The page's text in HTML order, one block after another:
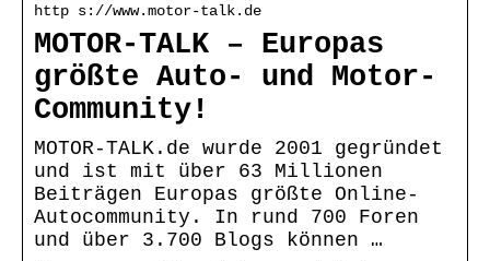
http s://www.motor-talk.de
MOTOR-TALK – Europas
größte Auto- und Motor-
Community!
MOTOR-TALK.de wurde 2001 gegründet
und ist mit über 63 Millionen
Beiträgen Europas größte Online-
Autocommunity. In rund 700 Foren
und über 3.700 Blogs können …